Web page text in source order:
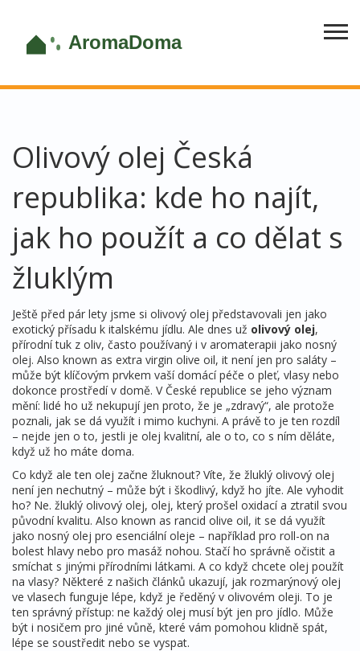
Olivový olej Česká
republika: kde ho najít,
jak ho použít a co dělat s
žluklým
Ještě před pár lety jsme si olivový olej představovali jen jako
exotický přísadu k italskému jídlu. Ale dnes už olivový olej,
přírodní tuk z oliv, často používaný i v aromaterapii jako nosný
olej. Also known as extra virgin olive oil, it není jen pro saláty –
může být klíčovým prvkem vaší domácí péče o pleť, vlasy nebo
dokonce prostředí v domě. V České republice se jeho význam
mění: lidé ho už nekupují jen proto, že je „zdravý“, ale protože
poznali, jak se dá využít i mimo kuchyni. A právě to je ten rozdíl
– nejde jen o to, jestli je olej kvalitní, ale o to, co s ním děláte,
když už ho máte doma.
Co když ale ten olej začne žluknout? Víte, že žluklý olivový olej
není jen nechutný – může být i škodlivý, když ho jíte. Ale vyhodit
ho? Ne. žluklý olivový olej, olej, který prošel oxidací a ztratil svou
původní kvalitu. Also known as rancid olive oil, it se dá využít
jako nosný olej pro esenciální oleje – například pro roll-on na
bolest hlavy nebo pro masáž nohou. Stačí ho správně očistit a
smíchat s jinými přírodními látkami. A co když chcete olej použít
na vlasy? Některé z našich článků ukazují, jak rozmarýnový olej
ve vlasech funguje lépe, když je ředěný v olivovém oleji. To je
ten správný přístup: ne každý olej musí být jen pro jídlo. Může
být i nosičem pro jiné vůně, které vám pomohou klidně spát,
lépe se soustředit nebo se vyspat.